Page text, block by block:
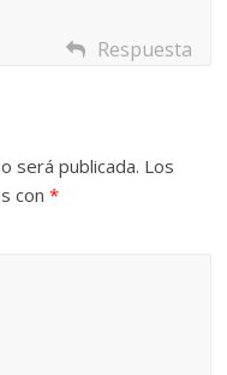
Respuesta
será publicada. Los
con*